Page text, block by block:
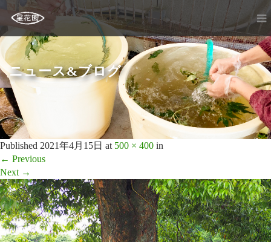
ニュース&ブログ
Published 2021年4月15日 at 500 × 400 in
← Previous
Next →